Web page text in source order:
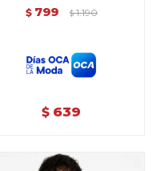
$ 799 $ 1.190
$ 639